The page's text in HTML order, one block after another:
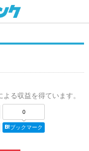
る収益を得ています。
0
ブックマーク